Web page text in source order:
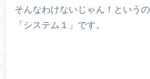
そんなわけないじゃん！というの
「システム１」です。